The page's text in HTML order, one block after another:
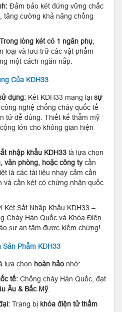
Đảm bảo két đứng vững chắc
tăng cường khả năng chống
Trong lòng két có 1 ngăn phụ
loại và lưu trữ các vật phẩm
một cách ngăn nắp.
Của KDH33
dụng: Két KDH33 mang lại sự
nghệ chống cháy quốc tế
tử dễ dùng. Thiết kế thẩm mỹ
lớn cho không gian hiện
nhập khẩu KDH33 là lựa chọn
văn phòng, hoặc công tycần
là các tài liệu nhạy cảm cần
và cần két có chứng nhận quốc
Két Sắt Nhập Khẩu KDH33 –
Cháy Hàn Quốc và Khóa Điện
sự an tâm được kiểm chứng!
Phẩm KDH33
lựa chọn hoàn hảo nhờ:
tế: Chống cháy Hàn Quốc, đạt
Âu & Bắc Mỹ.
Trang bị khóa điện tử thẩm